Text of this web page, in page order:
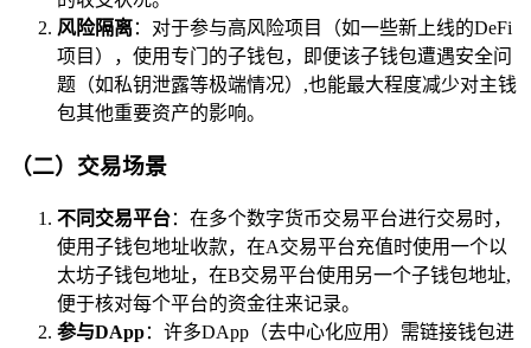
风险隔离：对于参与高风险项目（如一些新上线的DeFi
项目），使用专门的子钱包，即便该子钱包遭遇安全问
题（如私钥泄露等极端情况）,也能最大程度减少对主钱
包其他重要资产的影响。
（二）交易场景
不同交易平台：在多个数字货币交易平台进行交易时，
使用子钱包地址收款，在A交易平台充值时使用一个以
太坊子钱包地址，在B交易平台使用另一个子钱包地址,
便于核对每个平台的资金往来记录。
参与DApp：许多DApp（去中心化应用）需链接钱包进